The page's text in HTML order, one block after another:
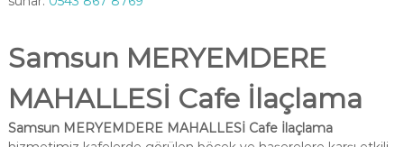
Samsun MERYEMDERE
MAHALLESİ Cafe İlaçlama
Samsun MERYEMDERE MAHALLESİ Cafe İlaçlama